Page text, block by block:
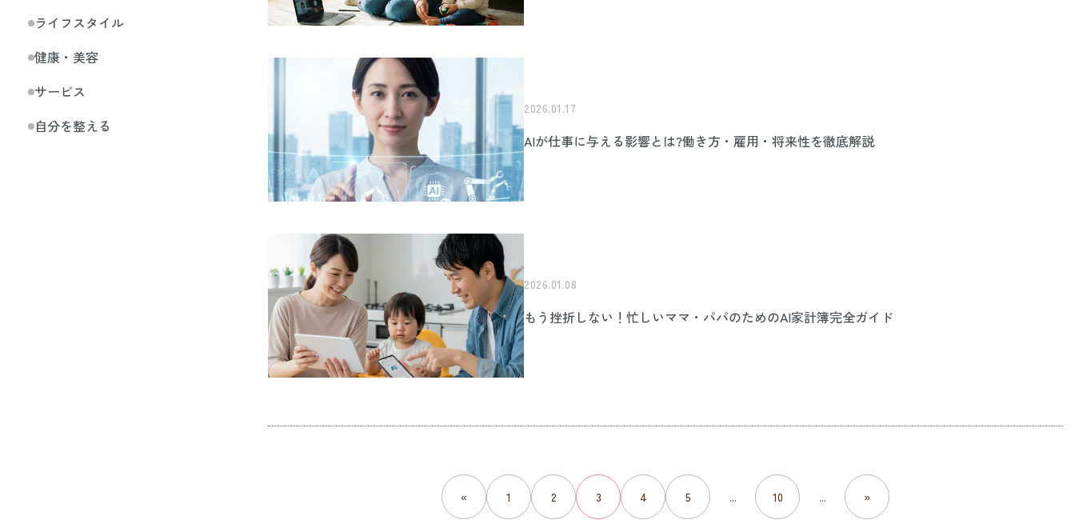
2026.01.17
AIが仕事に与える影響とは?働き方・雇用・将来性を徹底解説
2026.01.08
もう挫折しない！忙しいママ・パパのためのAI家計簿完全ガイド
« 1 2 3 4 5 ... 10 ... »
ライフスタイル
健康・美容
サービス
自分を整える